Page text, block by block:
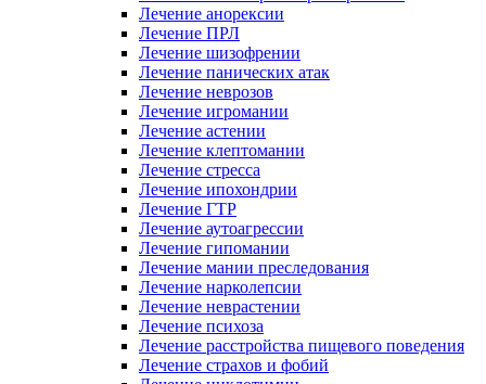
Лечение анорексии
Лечение ПРЛ
Лечение шизофрении
Лечение панических атак
Лечение неврозов
Лечение игромании
Лечение астении
Лечение клептомании
Лечение стресса
Лечение ипохондрии
Лечение ГТР
Лечение аутоагрессии
Лечение гипомании
Лечение мании преследования
Лечение нарколепсии
Лечение неврастении
Лечение психоза
Лечение расстройства пищевого поведения
Лечение страхов и фобий